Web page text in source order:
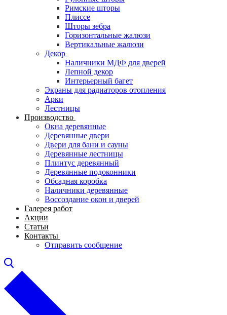
Римские шторы
Плиссе
Шторы зебра
Горизонтальные жалюзи
Вертикальные жалюзи
Декор
Наличники МДФ для дверей
Лепной декор
Интерьерный багет
Экраны для радиаторов отопления
Арки
Лестницы
Производство
Окна деревянные
Деревянные двери
Двери для бани и сауны
Деревянные лестницы
Плинтус деревянный
Деревянные подоконники
Обсадная коробка
Наличники деревянные
Воссоздание окон и дверей
Галерея работ
Акции
Статьи
Контакты
Отправить сообщение